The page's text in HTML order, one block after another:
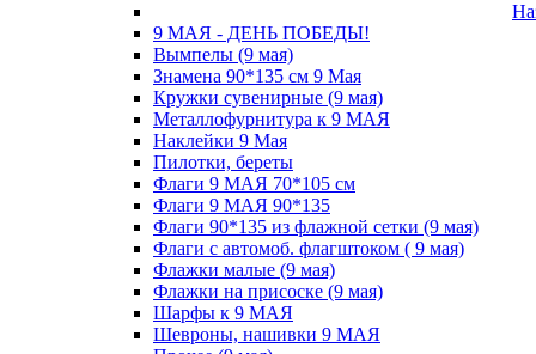
9 МАЯ - ДЕНЬ ПОБЕДЫ!
Вымпелы (9 мая)
Знамена 90*135 см 9 Мая
Кружки cувенирные (9 мая)
Металлофурнитура к 9 МАЯ
Наклейки 9 Мая
Пилотки, береты
Флаги 9 МАЯ 70*105 см
Флаги 9 МАЯ 90*135
Флаги 90*135 из флажной сетки (9 мая)
Флаги с автомоб. флагштоком ( 9 мая)
Флажки малые (9 мая)
Флажки на присоске (9 мая)
Шарфы к 9 МАЯ
Шевроны, нашивки 9 МАЯ